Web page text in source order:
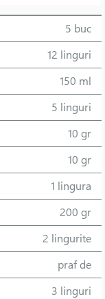
5 buc
12 linguri
150 ml
5 linguri
10 gr
10 gr
1 lingura
200 gr
2 lingurite
praf de
3 linguri